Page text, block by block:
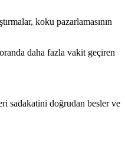
koku pazarlamasının
daha fazla vakit geçiren
sadakatini doğrudan besler ve